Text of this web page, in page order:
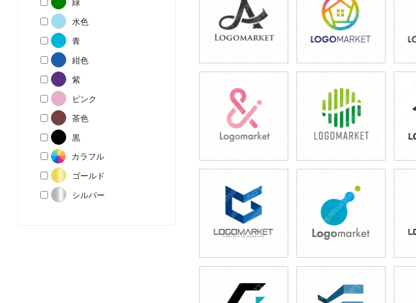
水色
青
紺色
紫
ピンク
茶色
黒
カラフル
ゴールド
シルバー
(税込54,780円) (税込54,780円)
49,800円
(税込54,780円)
49,800円
(税込54,780円)
49,800円
(税込54,780円)
39,800円
(税込43,780円)
49,800円
(税込54,780円)
49,800円
(税込54,780円)